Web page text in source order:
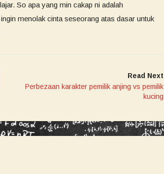
So apa yang min cakap ni adalah
menolak cinta seseorang atas dasar untuk
Read Next
Perbezaan karakter pemilik anjing vs pemilik
kucing